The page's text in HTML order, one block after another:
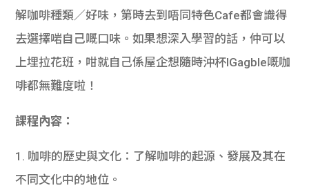
解咖啡種類／好味，第時去到唔同特色Cafe都會識得
去選擇啱自己嘅口味。如果想深入學習的話，仲可以
上埋拉花班，咁就自己係屋企想隨時沖杯IGagble嘅咖
啡都無難度啦！
課程內容：
1. 咖啡的歷史與文化：了解咖啡的起源、發展及其在
不同文化中的地位。